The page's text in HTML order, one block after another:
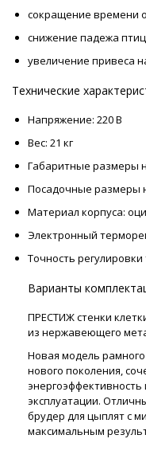
сокращение времени
снижение падежа
увеличение привеса
Технические
Напряжение: 220 В
Вес: 21 кг
Габаритные размеры
Посадочные размеры
Материал корпуса:
Электронный
Точность
Варианты
ПРЕСТИЖ стенки
из нержавеющего
Новая модель
нового поколения,
эксплуатации.
брудер для цыплят с
максимальным